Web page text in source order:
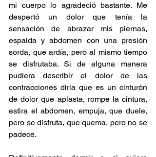
mi cuerpo lo agradeció bastante. Me
despertó un dolor que tenía la
sensación de abrazar mis piernas,
espalda y abdomen con una presión
sorda, que ardía, pero al mismo tiempo
se disfrutaba. Si de alguna manera
pudiera describir el dolor de las
contracciones diría que es un cinturón
de dolor que aplasta, rompe la cintura,
estira el abdomen, empuja, que duele,
pero se disfruta, que quema, pero no se
padece.